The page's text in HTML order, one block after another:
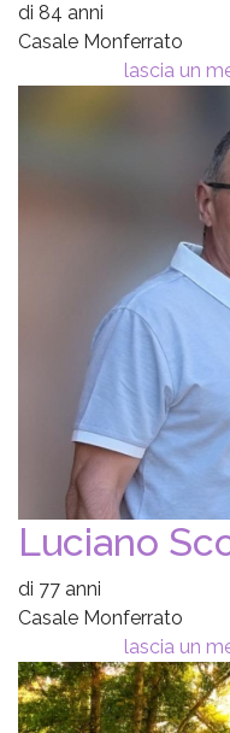
di 84 anni
Casale Monferrato
lascia un
Luciano
di 77 anni
Casale Monferrato
lascia un